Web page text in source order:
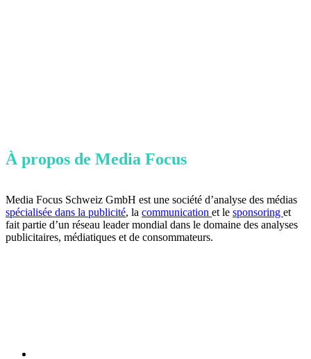
À propos de Media Focus
Media Focus Schweiz GmbH est une société d’analyse des médias
spécialisée dans la publicité, la communication et le sponsoring et
fait partie d’un réseau leader mondial dans le domaine des analyses
publicitaires, médiatiques et de consommateurs.